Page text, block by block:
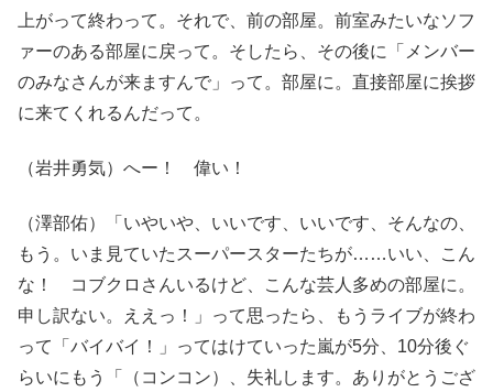
上がって終わって。それで、前の部屋。前室みたいなソフ
ァーのある部屋に戻って。そしたら、その後に「メンバー
のみなさんが来ますんで」って。部屋に。直接部屋に挨拶
に来てくれるんだって。
（岩井勇気）へー！ 偉い！
（澤部佑）「いやいや、いいです、いいです、そんなの、
もう。いま見ていたスーパースターたちが……いい、こん
な！ コブクロさんいるけど、こんな芸人多めの部屋に。
申し訳ない。ええっ！」って思ったら、もうライブが終わ
って「バイバイ！」ってはけていった嵐が5分、10分後ぐ
らいにもう「（コンコン）、失礼します。ありがとうござ